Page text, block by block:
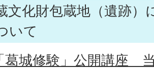
文化財包蔵地（遺跡）
いて
葛城修験」公開講座